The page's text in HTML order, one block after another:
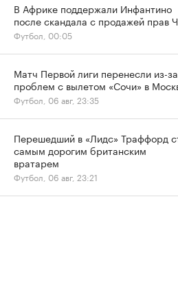
В Африке поддержали Инфантино
после скандала с продажей прав
Футбол, 00:05
Матч Первой лиги перенесли из-за
проблем с вылетом «Сочи» в
Футбол, 06 авг, 23:35
Перешедший в «Лидс» Траффорд
самым дорогим британским
вратарем
Футбол, 06 авг, 23:21